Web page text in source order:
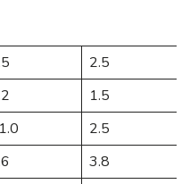
2.5
1.5
2.5
3.8